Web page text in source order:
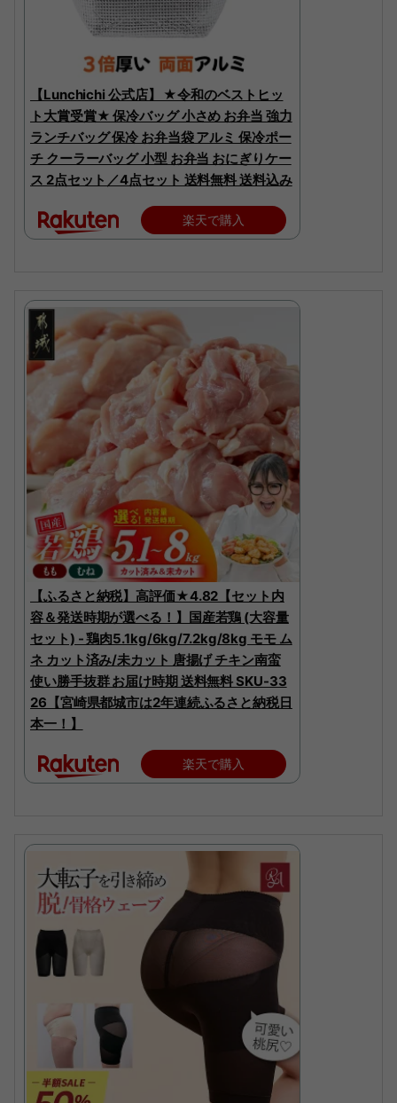
【Lunchichi 公式店】 ★令和のベストヒッ
ト大賞受賞★ 保冷バッグ 小さめ お弁当 強力
ランチバッグ 保冷 お弁当袋 アルミ 保冷ポー
チ クーラーバッグ 小型 お弁当 おにぎりケー
ス 2点セット／4点セット 送料無料 送料込み
楽天で購入
【ふるさと納税】高評価★4.82【セット内
容＆発送時期が選べる！】国産若鶏 (大容量
セット) - 鶏肉5.1kg/6kg/7.2kg/8kg モモ ム
ネ カット済み/未カット 唐揚げ チキン南蛮
使い勝手抜群 お届け時期 送料無料 SKU-33
26【宮崎県都城市は2年連続ふるさと納税日
本一！】
楽天で購入